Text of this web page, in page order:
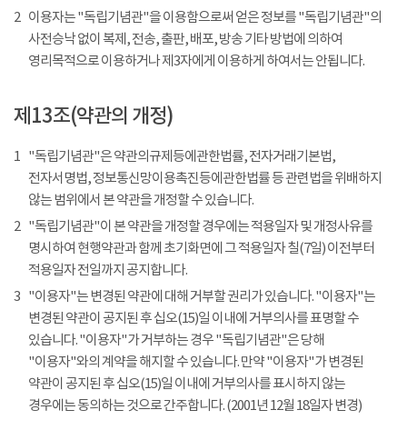
2 이용자는 "독립기념관"을 이용함으로써 얻은 정보를 "독립기념관"의
사전승낙 없이 복제, 전송, 출판, 배포, 방송 기타 방법에 의하여
영리목적으로 이용하거나 제3자에게 이용하게 하여서는 안됩니다.
제13조(약관의 개정)
1 "독립기념관"은 약관의규제등에관한법률, 전자거래기본법,
전자서명법, 정보통신망이용촉진등에관한법률 등 관련법을 위배하지
않는 범위에서 본 약관을 개정할 수 있습니다.
2 "독립기념관"이 본 약관을 개정할 경우에는 적용일자 및 개정사유를
명시하여 현행약관과 함께 초기화면에 그 적용일자 칠(7일) 이전부터
적용일자 전일까지 공지합니다.
3 "이용자"는 변경된 약관에 대해 거부할 권리가 있습니다. "이용자"는
변경된 약관이 공지된 후 십오(15)일 이내에 거부의사를 표명할 수
있습니다. "이용자"가 거부하는 경우 "독립기념관"은 당해
"이용자"와의 계약을 해지할 수 있습니다. 만약 "이용자"가 변경된
약관이 공지된 후 십오(15)일 이내에 거부의사를 표시하지 않는
경우에는 동의하는 것으로 간주합니다. (2001년 12월 18일자 변경)